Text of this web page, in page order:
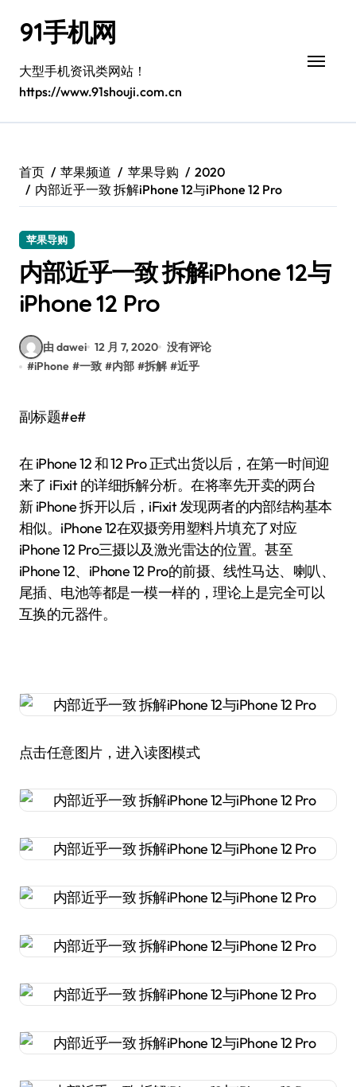
91手机网
大型手机资讯类网站！
https://www.91shouji.com.cn
首页 苹果频道 苹果导购
2020
内部近乎一致 拆解iPhone 12与iPhone 12 Pro
苹果导购
内部近乎一致 拆解iPhone 12与
iPhone 12 Pro
由 dawei 12 月 7, 2020 没有评论
#iPhone #一致 #内部 #拆解 #近乎
副标题#e#
在 iPhone 12 和 12 Pro 正式出货以后，在第一时间迎
来了 iFixit 的详细拆解分析。在将率先开卖的两台
新 iPhone 拆开以后，iFixit 发现两者的内部结构基本
相似。iPhone 12在双摄旁用塑料片填充了对应
iPhone 12 Pro三摄以及激光雷达的位置。甚至
iPhone 12、iPhone 12 Pro的前摄、线性马达、喇叭、
尾插、电池等都是一模一样的，理论上是完全可以
互换的元器件。
点击任意图片，进入读图模式